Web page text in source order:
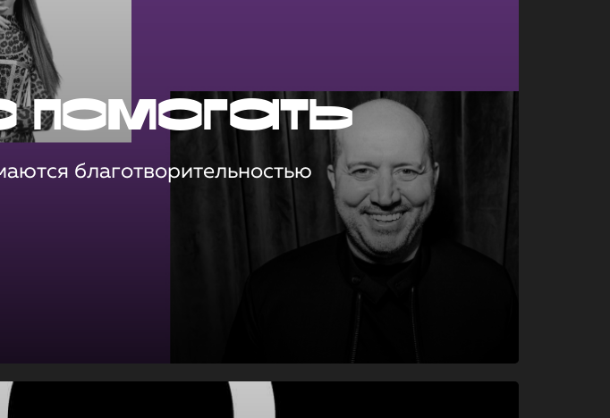
помогать
благотворительностью